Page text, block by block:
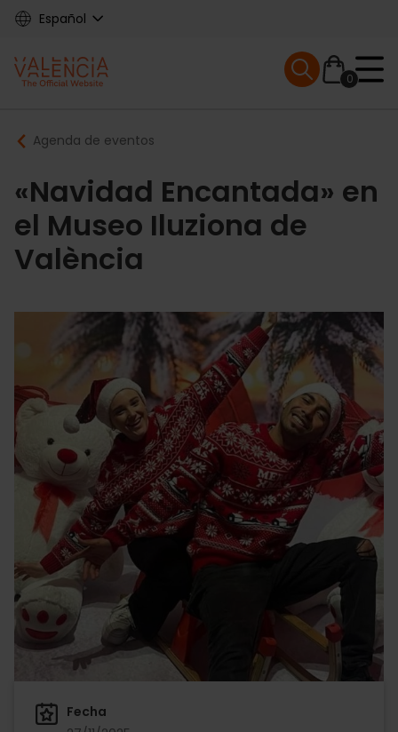
Skip
content
Español
Main
navigation
0
Mobile menu
Breadcrumb
Agenda de eventos
«Navidad Encantada» en
el Museo Iluziona de
València
Fecha